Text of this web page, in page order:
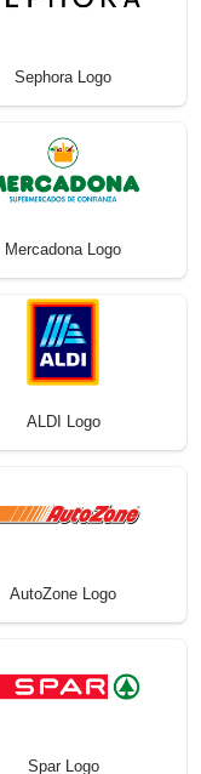
Sephora Logo
Mercadona Logo
ALDI Logo
AutoZone Logo
Spar Logo